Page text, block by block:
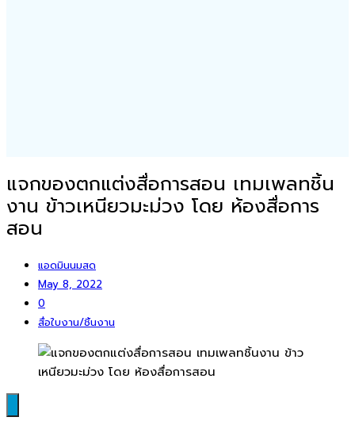
แจกของตกแต่งสื่อการสอน เทมเพลทชิ้น
งาน ข้าวเหนียวมะม่วง โดย ห้องสื่อการ
สอน
แอดมินนมสด
May 8, 2022
0
สื่อใบงาน/ชิ้นงาน